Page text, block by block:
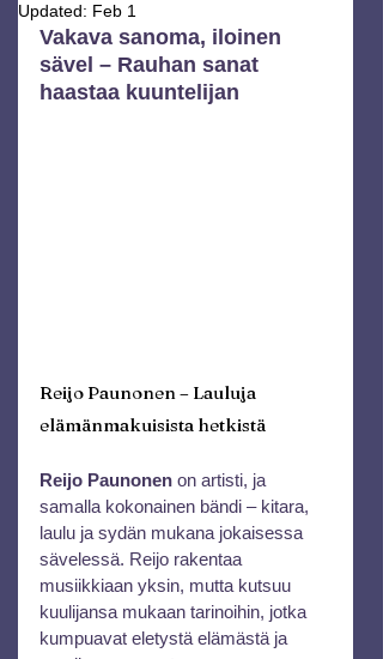
Updated: Feb 1
Vakava sanoma, iloinen
sävel – Rauhan sanat
haastaa kuuntelijan
Reijo Paunonen – Lauluja
elämänmakuisista hetkistä
Reijo Paunonen on artisti, ja
samalla kokonainen bändi – kitara,
laulu ja sydän mukana jokaisessa
sävelessä. Reijo rakentaa
musiikkiaan yksin, mutta kutsuu
kuulijansa mukaan tarinoihin, jotka
kumpuavat eletystä elämästä ja